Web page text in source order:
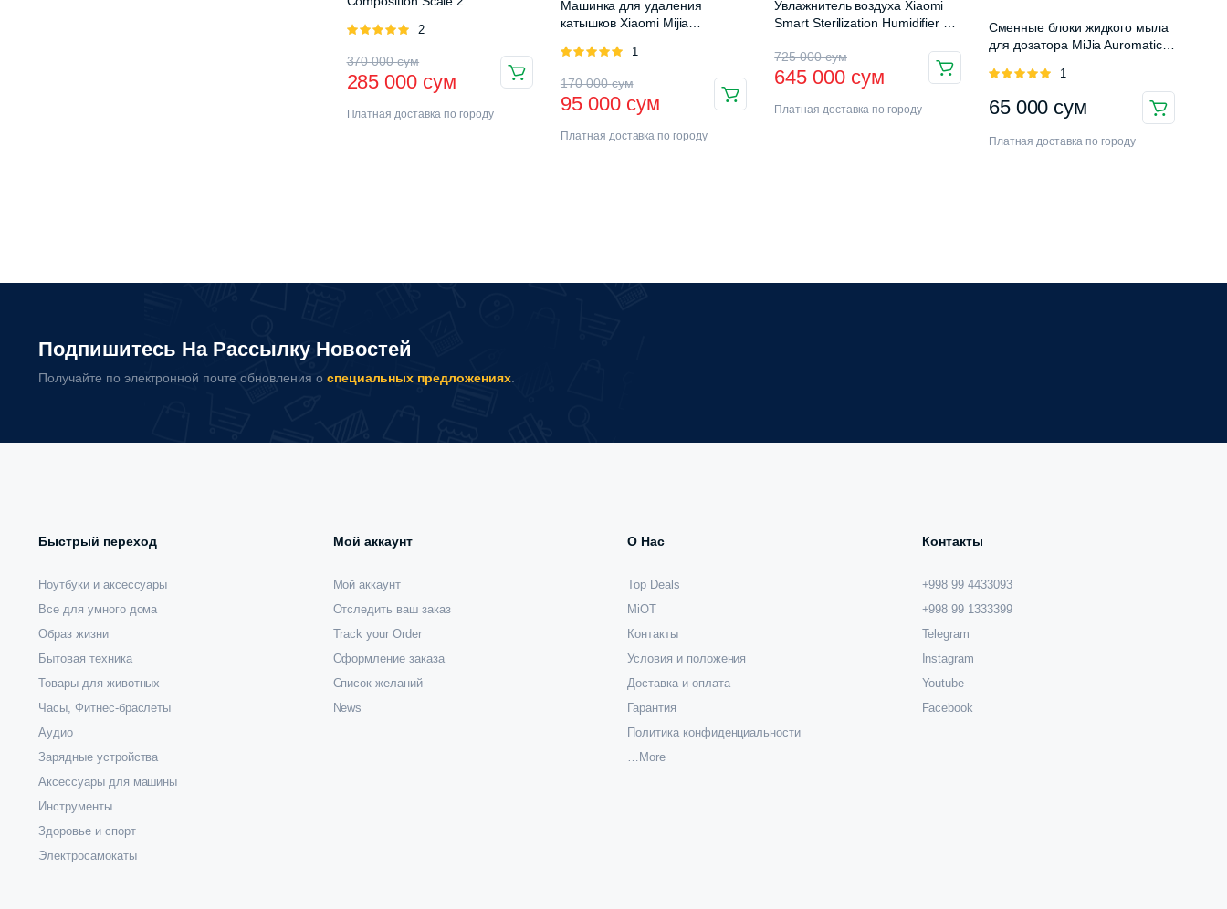
Оценка
2
370 000сум
285 000 сум
Платная доставка по городу
Машинка для удаления
катышков Xiaomi Mijia
Оценка
1
170 000сум
95 000 сум
Платная доставка по городу
Увлажнитель воздуха Xiaomi
Smart Sterilization Humidifier 2
725 000сум
645 000 сум
Платная доставка по городу
Сменные блоки жидкого мыла
для дозатора MiJia Auromatic
Оценка
1
65 000 сум
Платная доставка по городу
Подпишитесь На Рассылку Новостей
Получайте по электронной почте обновления о специальных предложениях.
Быстрый переход
Ноутбуки и аксессуары
Все для умного дома
Образ жизни
Бытовая техника
Товары для животных
Часы, Фитнес-браслеты
Аудио
Зарядные устройства
Аксессуары для машины
Инструменты
Здоровье и спорт
Электросамокаты
Мой аккаунт
Мой аккаунт
Отследить ваш заказ
Track your Order
Оформление заказа
Список желаний
News
О Нас
Top Deals
MiOT
Контакты
Условия и положения
Доставка и оплата
Гарантия
Политика конфиденциальности
…More
Контакты
+998 99 4433093
+998 99 1333399
Telegram
Instagram
Youtube
Facebook